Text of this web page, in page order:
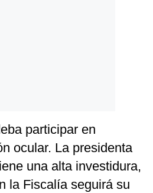
participar en
ocular. La presidenta
una alta investidura,
la Fiscalía seguirá su